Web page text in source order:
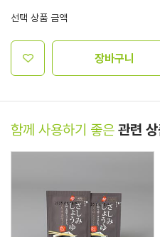
선택 상품 금액
장바구니
함께 사용하기 좋은 관련